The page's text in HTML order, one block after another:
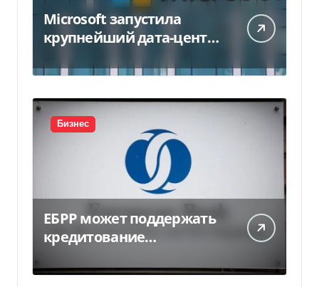
Microsoft запустила
крупнейший дата-центр
миллиарда
Бизнес
ЕБРР может поддержать
кредитование
300 млн евро — Delo.ua